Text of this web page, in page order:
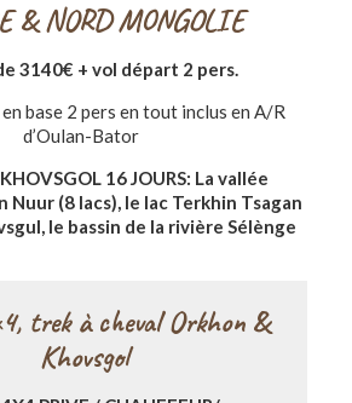
& NORD MONGOLIE
3140€ + vol départ 2 pers.
base 2 pers en tout inclus en A/R
d’Oulan-Bator
16 JOURS: La vallée
Nuur (8 lacs), le lac Terkhin Tsagan
le bassin de la rivière Sélènge
trek à cheval Orkhon &
Khovsgol